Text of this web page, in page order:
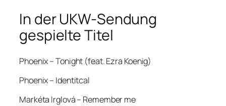
In der UKW-Sendung
gespielte Titel
Phoenix – Tonight (feat. Ezra Koenig)
Phoenix – Identitcal
Markéta Irglová – Remember me